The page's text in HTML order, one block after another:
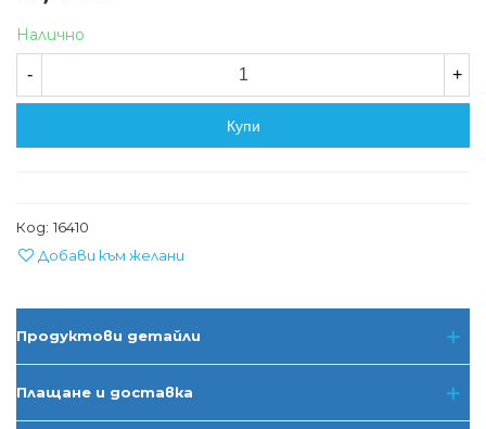
Налично
- +
Купи
Код: 16410
Добави към желани
Продуктови детайли
Плащане и доставка